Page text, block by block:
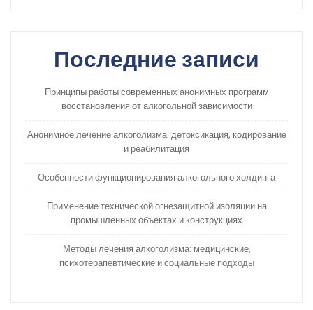
Последние записи
Принципы работы современных анонимных программ
восстановления от алкогольной зависимости
Анонимное лечение алкоголизма: детоксикация, кодирование
и реабилитация
Особенности функционирования алкогольного холдинга
Применение технической огнезащитной изоляции на
промышленных объектах и конструкциях
Методы лечения алкоголизма: медицинские,
психотерапевтические и социальные подходы